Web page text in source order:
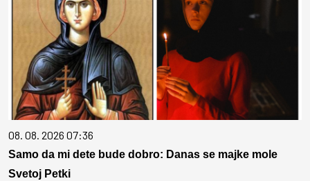
08. 08. 2026 07:36
Samo da mi dete bude dobro: Danas se majke mole
Svetoj Petki